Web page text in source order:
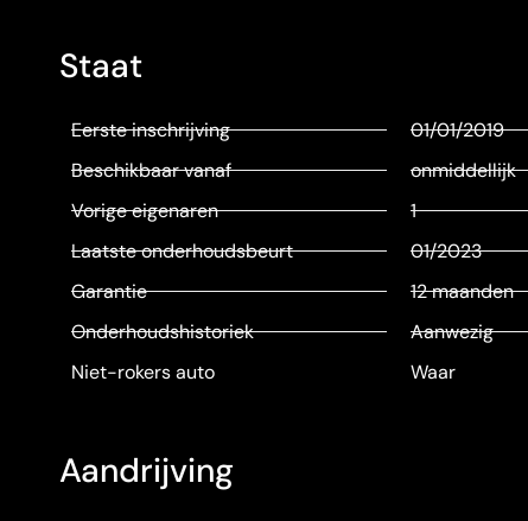
Staat
Eerste inschrijving
Beschikbaar vanaf
Vorige eigenaren
Laatste onderhoudsbeurt
Garantie
Onderhoudshistoriek
Niet-rokers auto
01/01/2019
onmiddellijk
1
01/2023
12 maanden
Aanwezig
Waar
Aandrijving